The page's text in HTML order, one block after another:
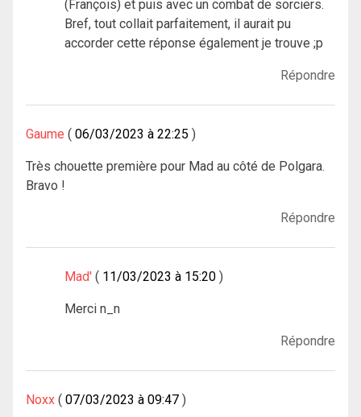
(François) et puis avec un combat de sorciers.
Bref, tout collait parfaitement, il aurait pu
accorder cette réponse également je trouve ;p
Répondre
Gaume 06/03/2023 à 22:25
Très chouette première pour Mad au côté de Polgara.
Bravo !
Répondre
Mad' 11/03/2023 à 15:20
Merci n_n
Répondre
Noxx 07/03/2023 à 09:47